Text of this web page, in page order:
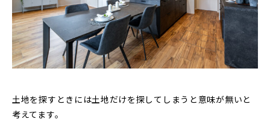
土地を探すときには土地だけを探してしまうと意味が無いと
考えてます。